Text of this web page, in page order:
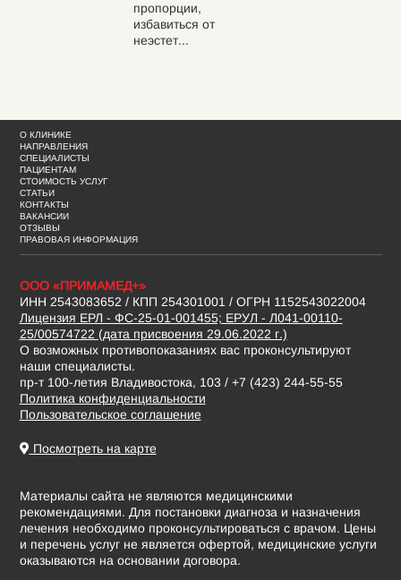
пропорции,
избавиться от
неэстет...
О КЛИНИКЕ
НАПРАВЛЕНИЯ
СПЕЦИАЛИСТЫ
ПАЦИЕНТАМ
СТОИМОСТЬ УСЛУГ
СТАТЬИ
КОНТАКТЫ
ВАКАНСИИ
ОТЗЫВЫ
ПРАВОВАЯ ИНФОРМАЦИЯ
ООО «ПРИМАМЕД+»
ИНН 2543083652 / КПП 254301001 / ОГРН 1152543022004
Лицензия ЕРЛ - ФС-25-01-001455; ЕРУЛ - Л041-00110-
25/00574722 (дата присвоения 29.06.2022 г.)
О возможных противопоказаниях вас проконсультируют
наши специалисты.
пр-т 100-летия Владивостока, 103 / +7 (423) 244-55-55
Политика конфиденциальности
Пользовательское соглашение
Посмотреть на карте
Материалы сайта не являются медицинскими
рекомендациями. Для постановки диагноза и назначения
лечения необходимо проконсультироваться с врачом. Цены
и перечень услуг не является офертой, медицинские услуги
оказываются на основании договора.